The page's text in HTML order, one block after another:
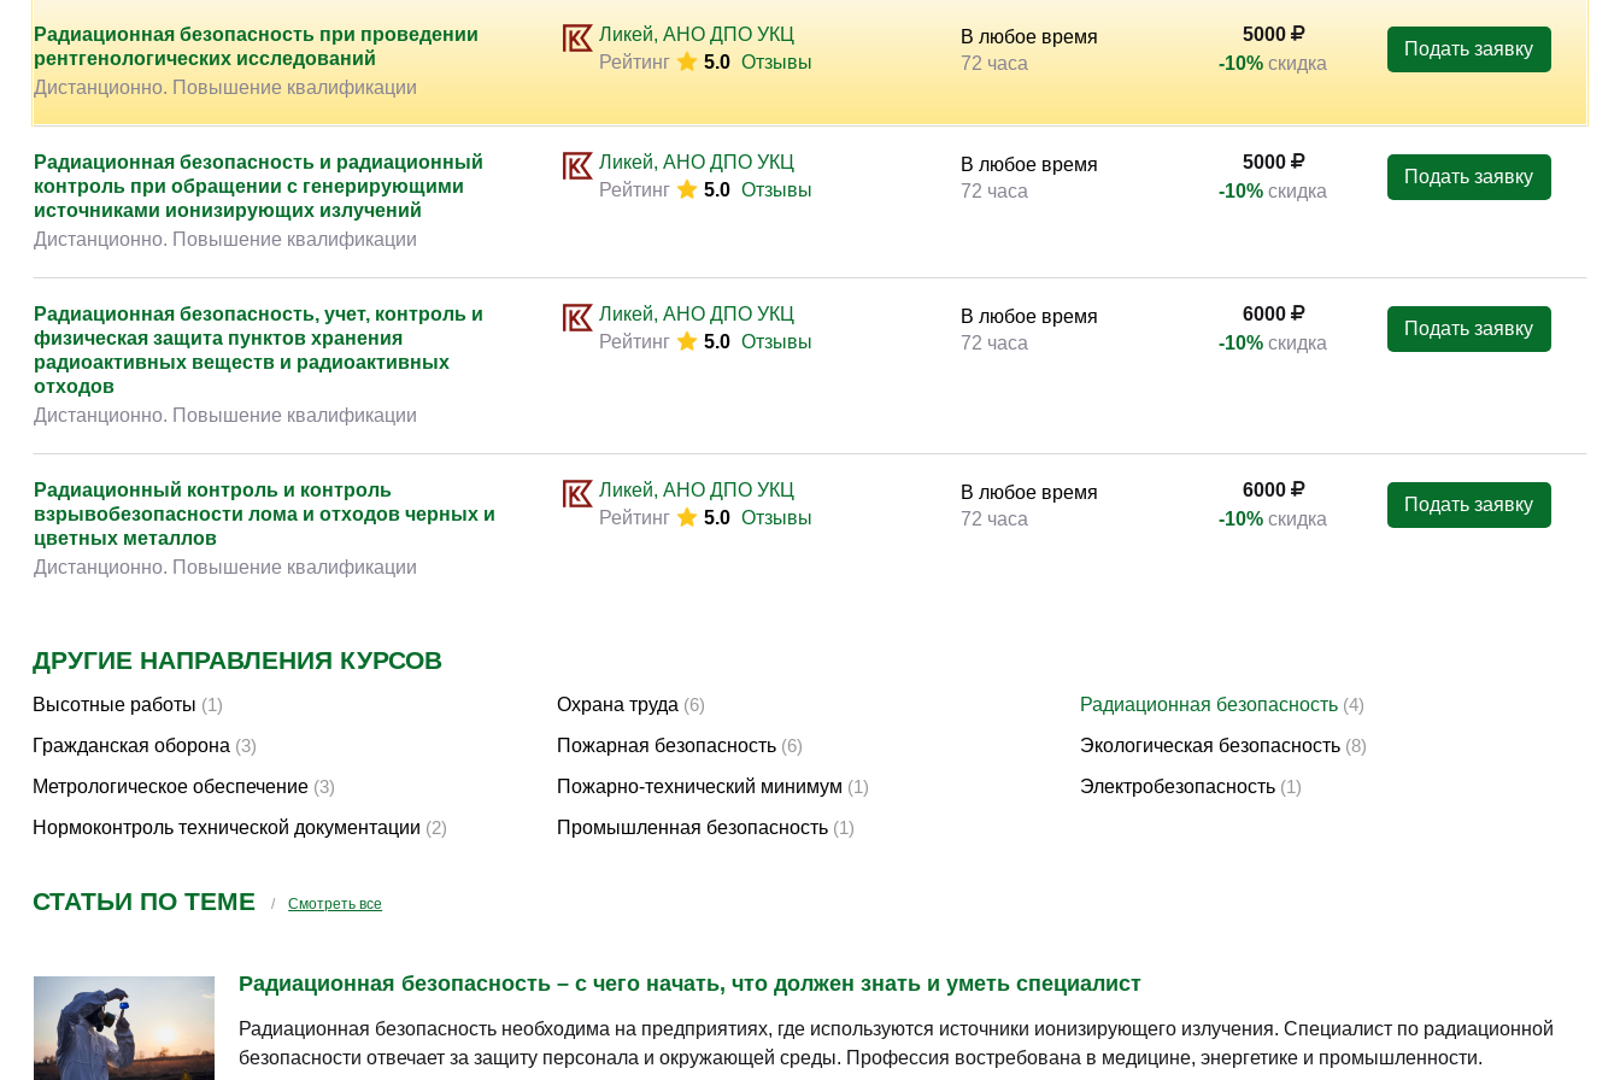
Логистика и снабжение (42)
Делопроизводство / секретариат / АХО (27)
Безопасность (17)
Радиационная безопасность при проведении
рентгенологических исследований
Дистанционно. Повышение квалификации
Ликей, АНО ДПО УКЦ
Рейтинг
5.0 Отзывы
В любое время
72 часа
5000
-10%скидка
Подать заявку
Радиационная безопасность и радиационный
контроль при обращении с генерирующими
источниками ионизирующих излучений
Дистанционно. Повышение квалификации
Ликей, АНО ДПО УКЦ
Рейтинг
5.0 Отзывы
В любое время
72 часа
5000
-10%скидка
Подать заявку
Радиационная безопасность, учет, контроль и
физическая защита пунктов хранения
радиоактивных веществ и радиоактивных
отходов
Дистанционно. Повышение квалификации
Ликей, АНО ДПО УКЦ
Рейтинг
5.0 Отзывы
В любое время
72 часа
6000
-10%скидка
Подать заявку
Радиационный контроль и контроль
взрывобезопасности лома и отходов черных и
цветных металлов
Дистанционно. Повышение квалификации
Ликей, АНО ДПО УКЦ
Рейтинг
5.0 Отзывы
В любое время
72 часа
6000
-10%скидка
Подать заявку
ДРУГИЕ НАПРАВЛЕНИЯ КУРСОВ
Высотные работы (1)
Гражданская оборона (3)
Метрологическое обеспечение (3)
Нормоконтроль технической документации (2)
Охрана труда (6)
Пожарная безопасность (6)
Пожарно-технический минимум (1)
Промышленная безопасность (1)
Радиационная безопасность (4)
Экологическая безопасность (8)
Электробезопасность (1)
СТАТЬИ ПО ТЕМЕ Смотреть все
Радиационная безопасность – с чего начать, что должен знать и уметь специалист
Радиационная безопасность необходима на предприятиях, где используются источники ионизирующего излучения. Специалист по радиационной
безопасности отвечает за защиту персонала и окружающей среды. Профессия востребована в медицине, энергетике и промышленности.